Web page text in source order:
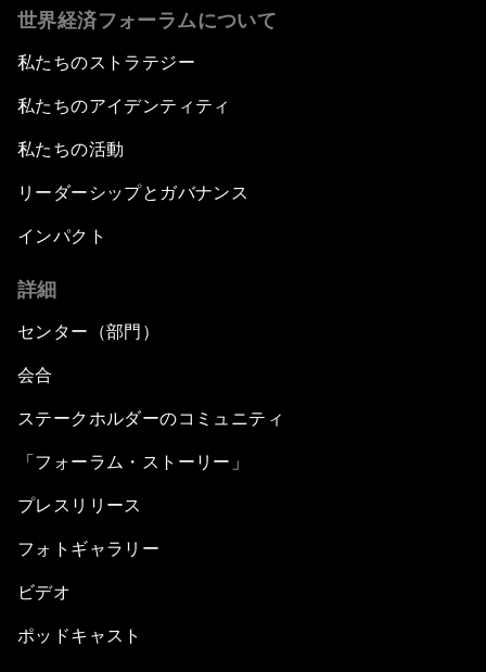
世界経済フォーラムについて
私たちのストラテジー
私たちのアイデンティティ
私たちの活動
リーダーシップとガバナンス
インパクト
詳細
センター（部門）
会合
ステークホルダーのコミュニティ
「フォーラム・ストーリー」
プレスリリース
フォトギャラリー
ビデオ
ポッドキャスト